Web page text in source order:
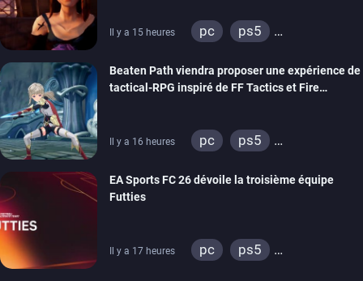
Il y a 15 heures pc
ps5
stadia
ps4
xbox one
Beaten Path viendra proposer une expérience de
tactical-RPG inspiré de FF Tactics et Fire
Il y a 16 heures pc
ps5
EA Sports FC 26 dévoile la troisième équipe
Futties
Il y a 17 heures pc
ps5